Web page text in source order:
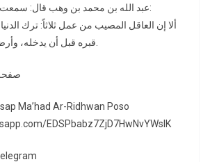
عبد الله بن محمد بن وهب قال: سمعت يحيى بن معاذ يقول:
ألا إن العاقل المصيب من عمل ثلاثاً: ترك
صفحة
Ma’had Ar-Ridhwan Poso
EDSPbabz7ZjD7HwNvYWslK